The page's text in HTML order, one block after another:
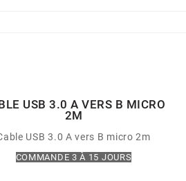
USB 3.0 A VERS B MICRO
2M
USB 3.0 A vers B micro 2m
COMMANDE 3 À 15 JOURS